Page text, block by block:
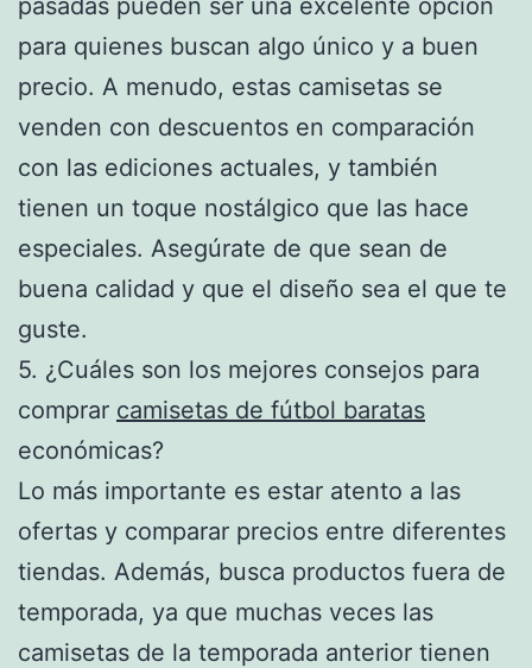
para quienes buscan algo único y a buen
precio. A menudo, estas camisetas se
venden con descuentos en comparación
con las ediciones actuales, y también
tienen un toque nostálgico que las hace
especiales. Asegúrate de que sean de
buena calidad y que el diseño sea el que te
guste.
5. ¿Cuáles son los mejores consejos para
comprar camisetas de fútbol baratas
económicas?
Lo más importante es estar atento a las
ofertas y comparar precios entre diferentes
tiendas. Además, busca productos fuera de
temporada, ya que muchas veces las
camisetas de la temporada anterior tienen